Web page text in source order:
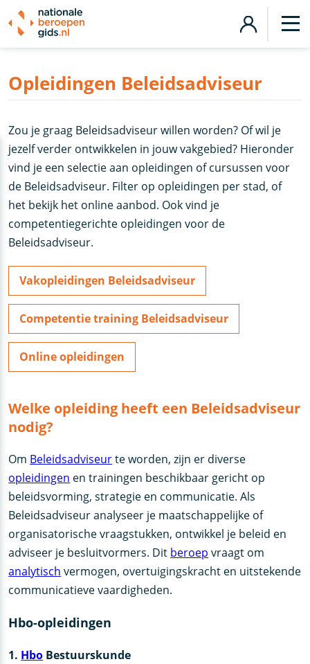
Opleidingen Beleidsadviseur
Zou je graag Beleidsadviseur willen worden? Of wil je
jezelf verder ontwikkelen in jouw vakgebied? Hieronder
vind je een selectie aan opleidingen of cursussen voor
de Beleidsadviseur. Filter op opleidingen per stad, of
het bekijk het online aanbod. Ook vind je
competentiegerichte opleidingen voor de
Beleidsadviseur.
Vakopleidingen Beleidsadviseur
Competentie training Beleidsadviseur
Online opleidingen
Welke opleiding heeft een Beleidsadviseur
nodig?
Om Beleidsadviseurte worden, zijn er diverse
opleidingen en trainingen beschikbaar gericht op
beleidsvorming, strategie en communicatie. Als
Beleidsadviseur analyseer je maatschappelijke of
organisatorische vraagstukken, ontwikkel je beleid en
adviseer je besluitvormers. Dit beroep vraagt om
analytisch vermogen, overtuigingskracht en uitstekende
communicatieve vaardigheden.
Hbo-opleidingen
1. Hbo Bestuurskunde